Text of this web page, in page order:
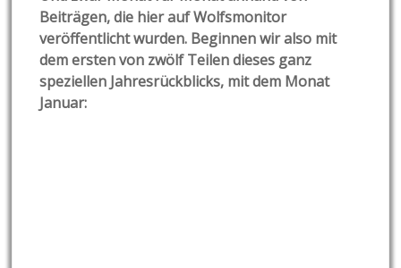
Beiträgen, die hier auf Wolfsmonitor
veröffentlicht wurden. Beginnen wir also mit
dem ersten von zwölf Teilen dieses ganz
speziellen Jahresrückblicks, mit dem Monat
Januar: